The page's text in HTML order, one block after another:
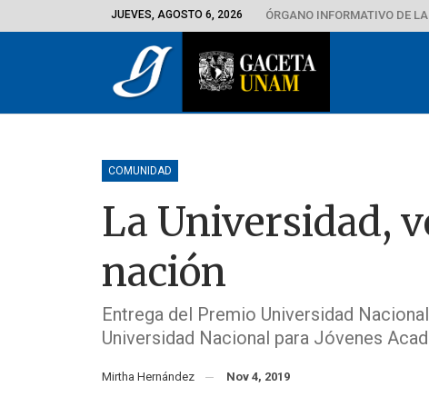
JUEVES, AGOSTO 6, 2026 ÓRGANO INFORMATIVO DE
COMUNIDAD
La Universidad,
nación
Entrega del Premio Universidad
Universidad Nacional para Jóvenes
Mirtha Hernández Nov 4, 2019